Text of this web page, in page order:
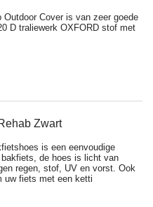
Outdoor Cover is van zeer goede
D traliewerk OXFORD stof met
Zwart
is een eenvoudige
de hoes is licht van
regen, stof, UV en vorst. Ook
uw fiets met een ketti